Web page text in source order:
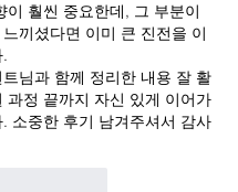
이 훨씬 중요한데, 그 부분이
끼셨다면 이미 큰 진전을 이
님과 함께 정리한 내용 잘 활
과정 끝까지 자신 있게 이어가
소중한 후기 남겨주셔서 감사